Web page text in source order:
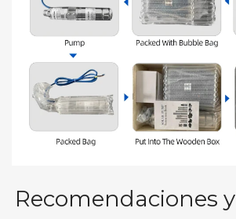
Recomendaciones y